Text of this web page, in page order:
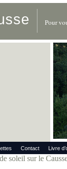
Pour
Contact Livre
soleil sur le